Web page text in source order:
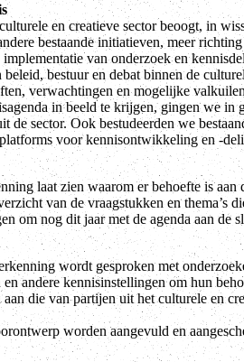
en creatieve sector beoogt, in
bestaande initiatieven, meer
van onderzoek en
beleid, bestuur en debat binnen de
verwachtingen en mogelijke
in beeld te krijgen, gingen we in
de sector. Ook bestudeerden we
platforms voor kennisontwikkeling en -
laat zien waarom er behoefte is aan
van de vraagstukken en thema’s
om nog dit jaar met de agenda aan de
wordt gesproken met
andere kennisinstellingen om hun
die van partijen uit het culturele en
worden aangevuld en